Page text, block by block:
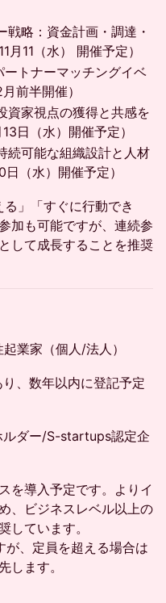
略：資金計画・調達・
11（水） 開催予定）
トナーマッチングイベ
前半開催）
資家視点の獲得と共感を
日（水）開催予定）
続可能な組織設計と人材
（水）開催予定）
」「すぐに行動でき
加も可能ですが、連続参
して成長することを推奨
業家（個人/法人）
、数年以内に登記予定
ダー/S-startups認定企
を導入予定です。よりイ
、ビジネスレベル以上の
しています。
、定員を超える場合は
します。